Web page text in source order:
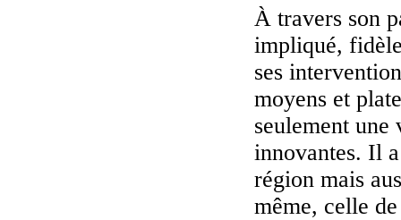
À travers son
impliqué,
ses
moyens et
seulement
innovantes. Il
région mais
même, celle